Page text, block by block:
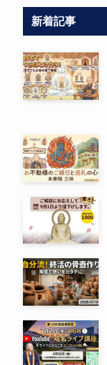
新着記事